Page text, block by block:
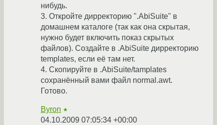
нибудь.
3. Откройте дирректорию ".AbiSuite" в
домашнем каталоге (так как она скрытая,
нужно будет включить показ скрытых
файлов). Создайте в .AbiSuite дирректорию
templates, если её там нет.
4. Скопируйте в .AbiSuite/tamplates
сохранённый вами файл normal.awt.
Готово.
Byron ★
04.10.2009 07:05:34 +00:00